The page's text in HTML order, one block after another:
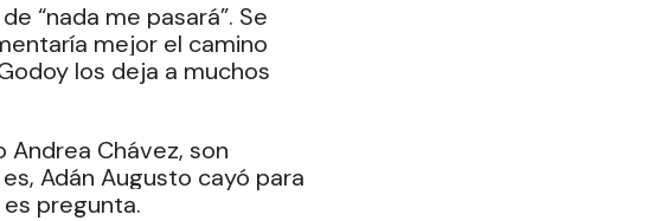
“nada me pasará”. Se
mejor el camino
los deja a muchos
Andrea Chávez, son
Adán Augusto cayó para
pregunta.